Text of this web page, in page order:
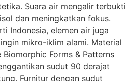
Suara air mengalir terbukti
dan meningkatkan fokus.
Indonesia, elemen air juga
mikro-iklim alami. Material
Forms & Patterns
sudut 90 derajat
Furnitur dengan sudut